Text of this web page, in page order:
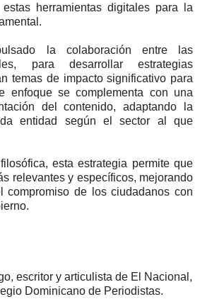
herramientas digitales para la
la colaboración entre las
para desarrollar estrategias
temas de impacto significativo para
enfoque se complementa con una
del contenido, adaptando la
entidad según el sector al que
esta estrategia permite que
relevantes y específicos, mejorando
compromiso de los ciudadanos con
escritor y articulista de El Nacional,
Dominicano de Periodistas.